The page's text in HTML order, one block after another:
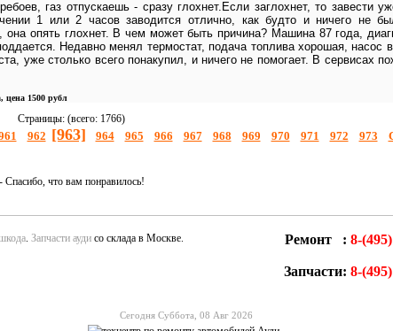
газ отпускаешь - сразу глохнет.Если заглохнет, то завести
1 или 2 часов заводится отлично, как будто и ничего не
она опять глохнет. В чем может быть причина? Машина 87 года,
Недавно менял термостат, подача топлива хорошая, насос
уже столько всего понакупил, и ничего не помогает. В сервисах
цена 1500 рубл
Страницы: (всего: 1766)
962 [963] 964 965 966 967 968 969 970 971 972 973
- Спасибо, что вам понравилось!
. Запчасти ауди со склада в Москве.
Ремонт : 8-
Запчасти: 8-
Сегодня Суббота, 08 Авг 2026